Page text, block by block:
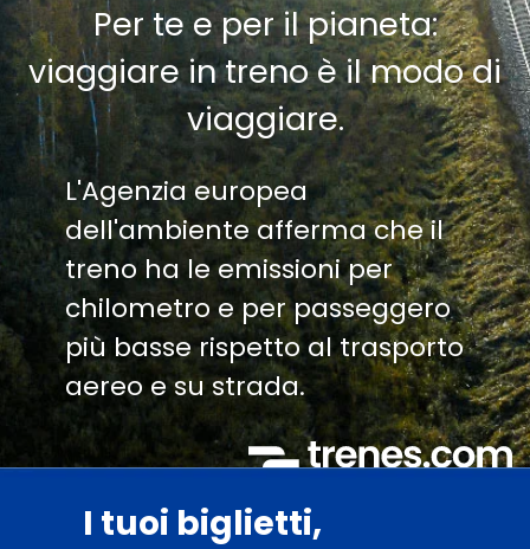
Per te e per il pianeta:
viaggiare in treno è il modo di
viaggiare.
L'Agenzia europea
dell'ambiente afferma che il
treno ha le emissioni per
chilometro e per passeggero
più basse rispetto al trasporto
aereo e su strada.
I tuoi biglietti,